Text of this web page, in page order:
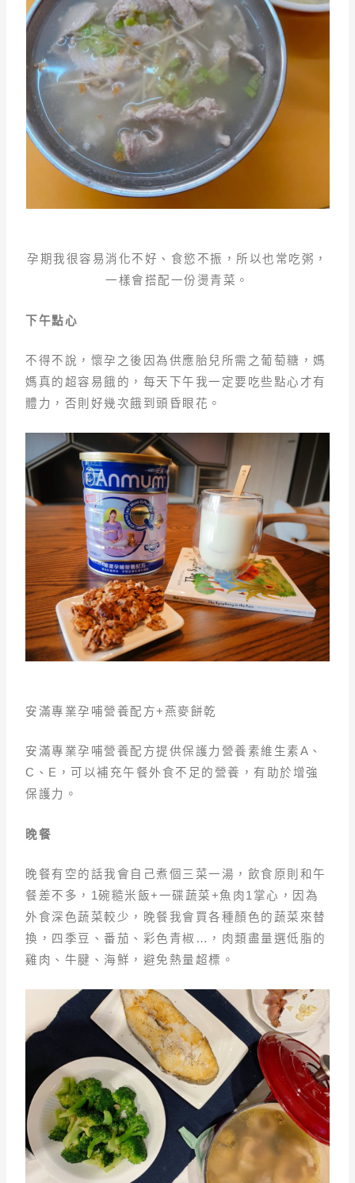
孕期我很容易消化不好、食慾不振，所以也常吃粥，
一樣會搭配一份燙青菜。
下午點心
不得不說，懷孕之後因為供應胎兒所需之葡萄糖，媽
媽真的超容易餓的，每天下午我一定要吃些點心才有
體力，否則好幾次餓到頭昏眼花。
安滿專業孕哺營養配方+燕麥餅乾
安滿專業孕哺營養配方提供保護力營養素維生素A、
C、E，可以補充午餐外食不足的營養，有助於增強
保護力。
晚餐
晚餐有空的話我會自己煮個三菜一湯，飲食原則和午
餐差不多，1碗糙米飯+一碟蔬菜+魚肉1掌心，因為
外食深色蔬菜較少，晚餐我會買各種顏色的蔬菜來替
換，四季豆、番茄、彩色青椒…，肉類盡量選低脂的
雞肉、牛腱、海鮮，避免熱量超標。